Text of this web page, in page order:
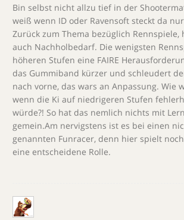
Bin selbst nicht allzu tief in der
weiß wenn ID oder Ravensoft steckt da
Zurück zum Thema bezüglich
auch Nachholbedarf. Die wenigsten
höheren Stufen eine FAIRE
das Gummiband kürzer und schleudert
nach vorne, das wars an Anpassung. Wie
wenn die Ki auf niedrigeren Stufen
würde?! So hat das nemlich nichts mit
gemein.Am nervigstens ist es bei einen
genannten Funracer, denn hier spielt
eine entscheidene Rolle.